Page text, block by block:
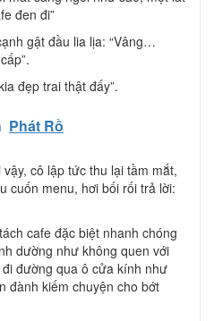
đen đi”
gật đầu lia lịa: “Vâng…
đẹp trai thật đấy”.
Phát Rồ
cô lập tức thu lại tầm mắt,
cuốn menu, hơi bối rối trả lời:
cafe đặc biệt nhanh chóng
dường như không quen với
đường qua ô cửa kính như
đành kiếm chuyện cho bớt